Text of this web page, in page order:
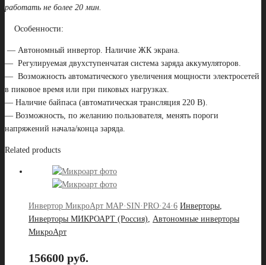
работать не более 20 мин.
Особенности:
— Автономный инвертор. Наличие ЖК экрана.
— Регулируемая двухступенчатая система заряда аккумуляторов.
— Возможность автоматического увеличения мощности электросетей
в пиковое время или при пиковых нагрузках.
— Наличие байпаса (автоматическая трансляция 220 В).
— Возможность, по желанию пользователя, менять пороги
напряжений начала/конца заряда.
Related products
Инвертор МикроАрт MAP·SIN·PRO·24·6 Инверторы,
Инверторы МИКРОАРТ (Россия), Автономные инверторы
МикроАрт
156600 руб.